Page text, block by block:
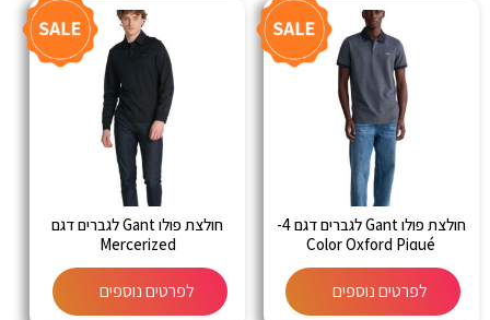
חולצת פולו Gant לגברים דגם 4-
Color Oxford Piqué
לפרטים נוספים
חולצת פולו Gant לגברים דגם
Mercerized
לפרטים נוספים